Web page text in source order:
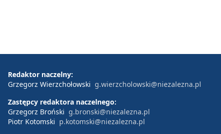
Redaktor naczelny:
Grzegorz Wierzchołowski g.wierzcholowski@niezalezna.pl
Zastępcy redaktora naczelnego:
Grzegorz Broński g.bronski@niezalezna.pl
Piotr Kotomski p.kotomski@niezalezna.pl